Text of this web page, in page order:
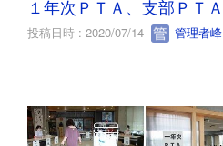
１年次ＰＴＡ、支部ＰＴＡ
投稿日時 : 2020/07/14 管理者峰